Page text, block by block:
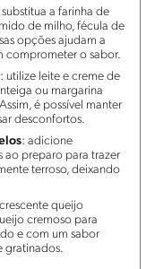
substitua a farinha de
de milho, fécula de
opções ajudam a
comprometer o sabor.
: utilize leite e creme de
ou margarina
é possível manter
desconfortos.
: adicione
ao preparo para trazer
terroso, deixando
queijo
cremoso para
e com um sabor
gratinados.